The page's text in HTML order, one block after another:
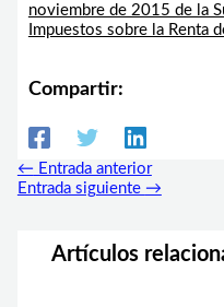
noviembre de 2015 de la
Impuestos sobre la Renta
Compartir:
← Entrada anterior
Entrada siguiente →
Artículos